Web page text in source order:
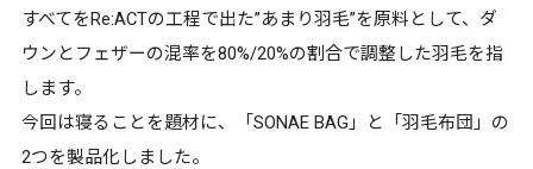
すべてをRe:ACTの工程で出た”あまり羽毛”を原料として、ダ
ウンとフェザーの混率を80%/20%の割合で調整した羽毛を指
します。
今回は寝ることを題材に、「SONAE BAG」と「羽毛布団」の
2つを製品化しました。